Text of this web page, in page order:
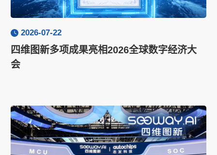
2026-07-22
四维图新多项成果亮相2026全球数字经济大
会